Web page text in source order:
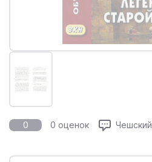
0 0 оценок Чешский